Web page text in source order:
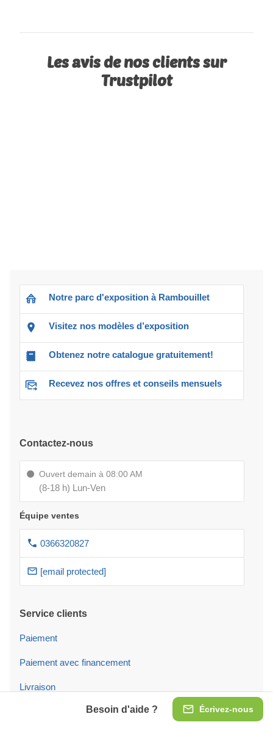
Écrivez-nous
Besoin d'aide ?
Les avis de nos clients sur
Trustpilot
Notre parc d'exposition à Rambouillet
Visitez nos modèles d’exposition
Obtenez notre catalogue gratuitement!
Recevez nos offres et conseils mensuels
Contactez-nous
Ouvert demain à 08:00 AM
(8-18 h) Lun-Ven
Équipe ventes
0366320827
[email protected]
Service clients
Paiement
Paiement avec financement
Livraison
Service Montage